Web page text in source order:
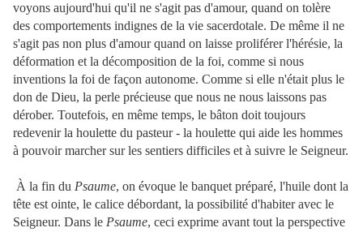
voyons aujourd'hui qu'il ne s'agit pas d'amour, quand on tolère
des comportements indignes de la vie sacerdotale. De même il ne
s'agit pas non plus d'amour quand on laisse proliférer l'hérésie, la
déformation et la décomposition de la foi, comme si nous
inventions la foi de façon autonome. Comme si elle n'était plus le
don de Dieu, la perle précieuse que nous ne nous laissons pas
dérober. Toutefois, en même temps, le bâton doit toujours
redevenir la houlette du pasteur - la houlette qui aide les hommes
à pouvoir marcher sur les sentiers difficiles et à suivre le Seigneur.
À la fin du Psaume, on évoque le banquet préparé, l'huile dont la
tête est ointe, le calice débordant, la possibilité d'habiter avec le
Seigneur. Dans le Psaume, ceci exprime avant tout la perspective